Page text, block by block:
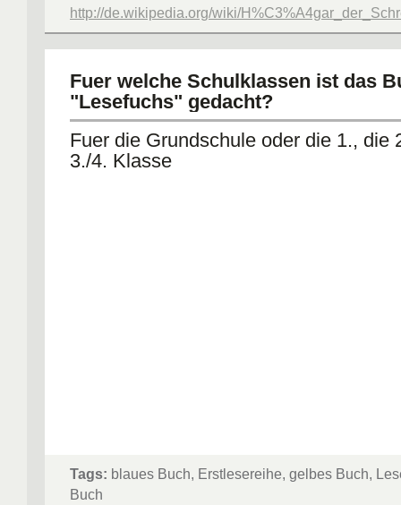
http://de.wikipedia.org/wiki/
Fuer welche Schulklassen ist das
"Lesefuchs" gedacht?
Fuer die Grundschule oder die 1., die
3./4. Klasse
Tags: blaues Buch, Erstlesereihe, gelbes Buch,
Buch